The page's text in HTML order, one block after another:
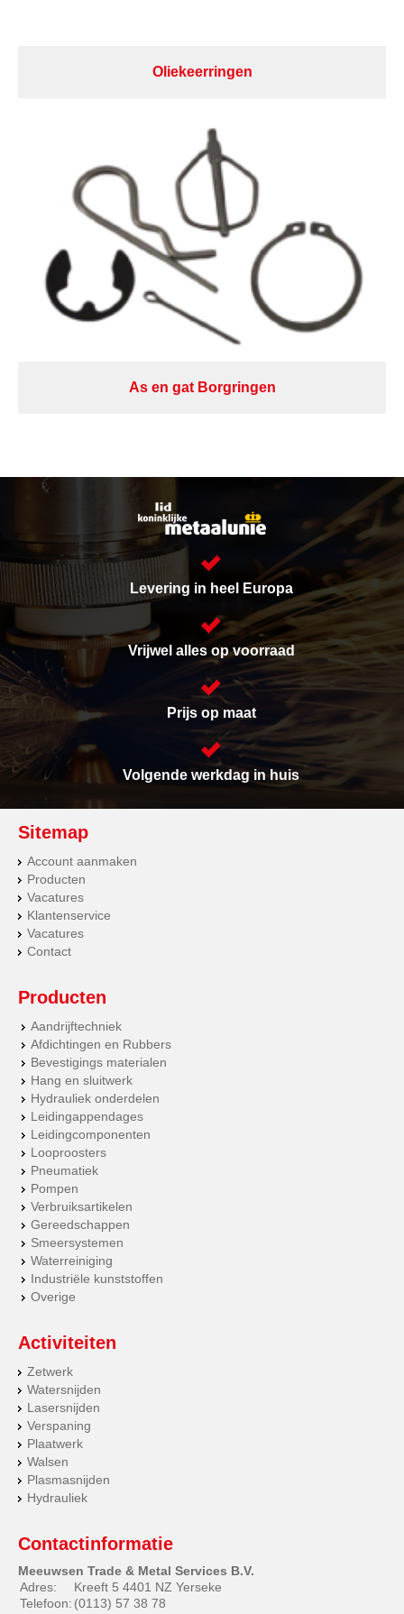
Oliekeerringen
As en gat Borgringen
Levering in heel Europa
Vrijwel alles op voorraad
Prijs op maat
Volgende werkdag in huis
Sitemap
Account aanmaken
Producten
Vacatures
Klantenservice
Vacatures
Contact
Producten
Aandrijftechniek
Afdichtingen en Rubbers
Bevestigings materialen
Hang en sluitwerk
Hydrauliek onderdelen
Leidingappendages
Leidingcomponenten
Looproosters
Pneumatiek
Pompen
Verbruiksartikelen
Gereedschappen
Smeersystemen
Waterreiniging
Industriële kunststoffen
Overige
Activiteiten
Zetwerk
Watersnijden
Lasersnijden
Verspaning
Plaatwerk
Walsen
Plasmasnijden
Hydrauliek
Contactinformatie
Meeuwsen Trade & Metal Services B.V.
Adres:
Kreeft 5 4401 NZ Yerseke
Telefoon: (0113) 57 38 78